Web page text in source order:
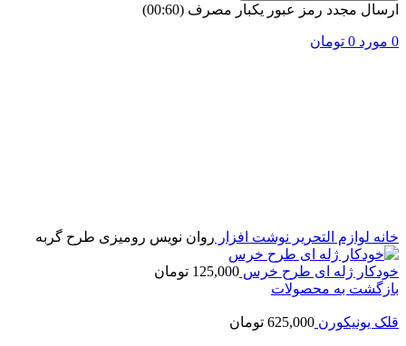
ارسال مجدد رمز عبور یکبار مصرف (00:
60
)
0 مورد 0 تومان
خانه لوازم التحریر نوشت افزار روان نویس رومیزی طرح گربه
خودکار ژله ای طرح خرس 125,000 تومان
بازگشت به محصولات
قلک یونیکورن 625,000 تومان